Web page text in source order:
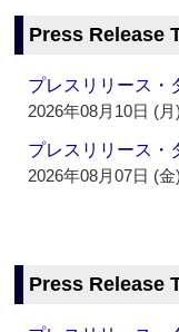
Press Release
プレスリリース
2026年08月10日 (月)
プレスリリース
2026年08月07日 (金)
Press Release